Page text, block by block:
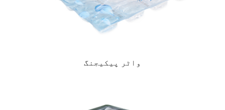
واٹر پیکیجنگ